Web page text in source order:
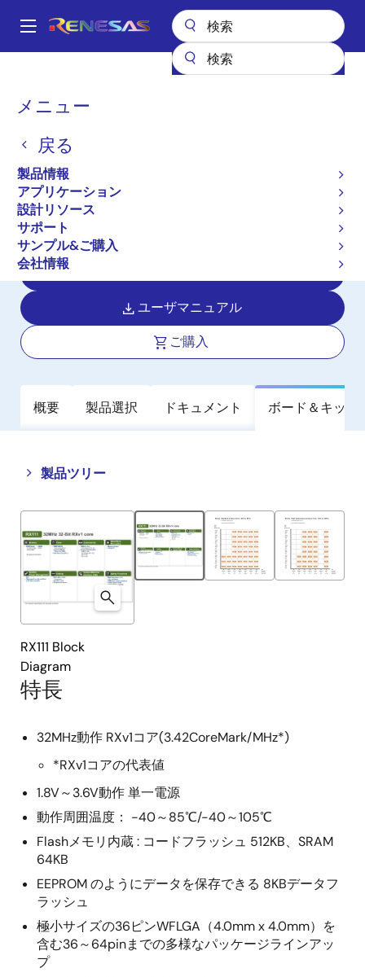
ン
Main
メニュー
戻る
製品情報
アプリケーション
設計リソース
サポート
サンプル&ご購入
会社情報
パ
く
ず
マイクロコントローラとマイクロプロセッサ
RX111
アクティブ
小容量 ROM/少ピンラインナップ、
USB2.0 内蔵 32 ビットマイクロコント
ローラ
ユーザマニュアル
ご購入
概要 製品選択 ドキュメント ボード＆キット
製品ツリー
Close
tree
menu
Open
tree
menu
特長
32MHz動作 RXv1コア(3.42CoreMark/MHz*)
*RXv1コアの代表値
1.8V～3.6V動作 単一電源
動作周囲温度： -40～85℃/-40～105℃
Flashメモリ内蔵 : コードフラッシュ 512KB、SRAM
64KB
EEPROM のようにデータを保存できる 8KBデータフ
ラッシュ
極小サイズの36ピンWFLGA（4.0mm x 4.0mm）を
含む36～64pinまでの多様なパッケージラインアッ
プ
RX111 Block
Diagram